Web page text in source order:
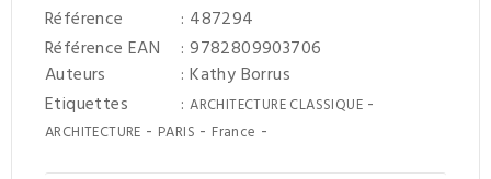
Référence
: 487294
Référence EAN
: 9782809903706
Auteurs
:Kathy Borrus
Etiquettes
:ARCHITECTURE CLASSIQUE -
ARCHITECTURE - PARIS - France -